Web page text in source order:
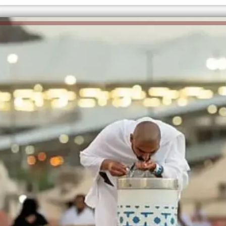
إلهام شرشر تكتب: دي مبقتش كورة..
دي سياسة
الكاتبة إلهام شرشر تهنئ الرئيس
السيسي بعيد ميلاده وتُشيد بجهوده
في بناء الدولة